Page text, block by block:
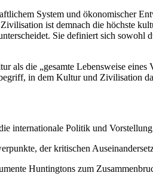
System und ökonomischer
ist demnach die höchste
Sie definiert sich
die „gesamte Lebensweise
in dem Kultur und Zivilisation
internationale Politik und
der kritischen
Huntingtons zum